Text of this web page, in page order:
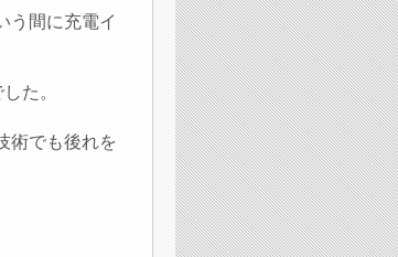
う間に充電イ
た。
術でも後れを